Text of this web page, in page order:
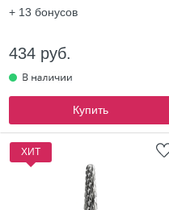
+ 13 бонусов
434 руб.
Купить
ХИТ